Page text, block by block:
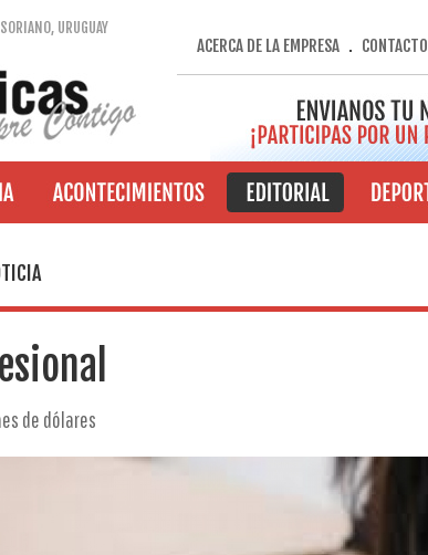
URUGUAY
ACERCA DE LA EMPRESA. CONTACTO
de dólares